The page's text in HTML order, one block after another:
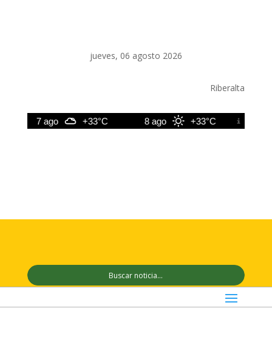
jueves, 06 agosto 2026
Riberalta
7 ago +33°C 8 ago +33°C